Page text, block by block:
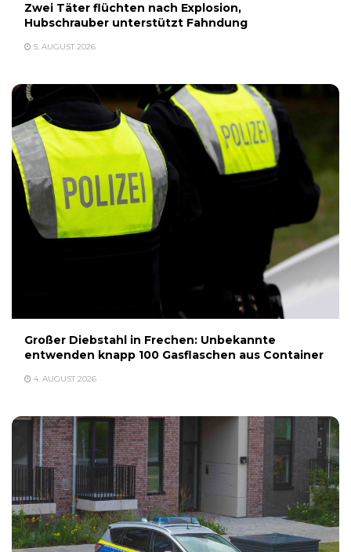
Zwei Täter flüchten nach Explosion,
Hubschrauber unterstützt Fahndung
5. AUGUST 2026
Großer Diebstahl in Frechen: Unbekannte
entwenden knapp 100 Gasflaschen aus Container
4. AUGUST 2026